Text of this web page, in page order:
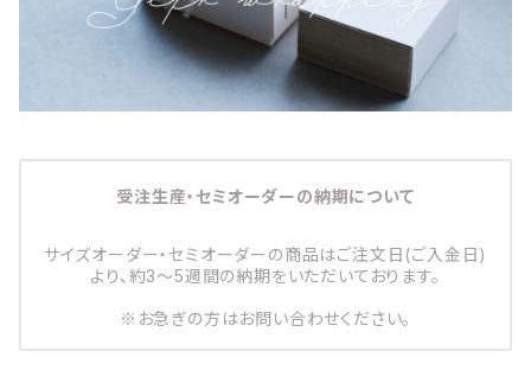
受注生産・セミオーダーの納期について
サイズオーダー・セミオーダーの商品はご注文日(ご入金日)
より、約3～5週間の納期をいただいております。
※お急ぎの方はお問い合わせください。